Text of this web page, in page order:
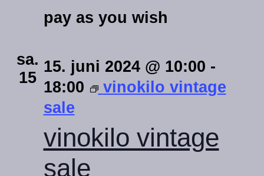
pay as you wish
sa.
15
vinokilo vintage
sale
15. juni 2024 @ 10:00 -
18:00
vinokilo vintage
sale